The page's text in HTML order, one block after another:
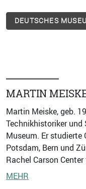
DEUTSCHES
MARTIN
Martin Meiske, geb.
Technikhistoriker und
Museum. Er
Potsdam, Bern und
Rachel Carson
MEHR